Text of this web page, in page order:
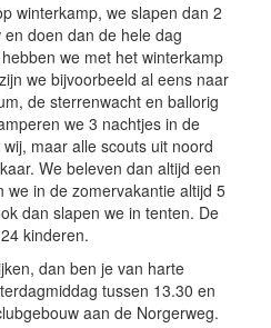
winterkamp, we slapen dan 2
doen dan de hele dag
we met het winterkamp
we bijvoorbeeld al eens naar
de sterrenwacht en ballorig
we 3 nachtjes in de
maar alle scouts uit noord
We beleven dan altijd een
we in de zomervakantie altijd 5
dan slapen we in tenten. De
kinderen.
dan ben je van harte
tussen 13.30 en
aan de Norgerweg.